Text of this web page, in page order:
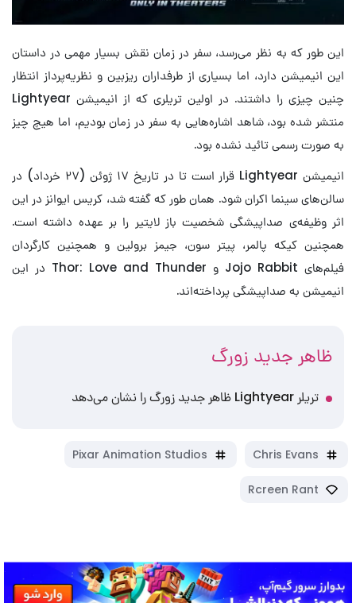
این طور که به نظر می‌رسد، سفر در زمان نقش بسیار مهمی در داستان
این انیمیشن دارد، اما بسیاری از طرفداران ریزبین و نظریه‌پرداز انتظار
چنین چیزی را داشتند. در اولین تریلری که از انیمیشن Lightyear
منتشر شده بود، شاهد اشاره‌هایی به سفر در زمان بودیم، اما هیچ چیز
به صورت رسمی تائید نشده بود.
انیمیشن Lightyear قرار است تا در تاریخ ۱۷ ژوئن (۲۷ خرداد) در
سالن‌های سینما اکران شود. همان طور که گفته شد، کریس ایوانز در این
اثر وظیفه‌‌ی صداپیشگی شخصیت باز لایتیر را بر عهده داشته است.
همچنین کیکه پالمر، پیتر سون، جیمز برولین و همچنین کارگردان
فیلم‌های Jojo Rabbit و Thor: Love and Thunder در این
انیمیشن به صداپیشگی پرداخته‌اند.
ظاهر جدید زورگ
تریلر Lightyear ظاهر جدید زورگ را نشان می‌دهد
Chris Evans
Pixar Animation Studios
Rcreen Rant